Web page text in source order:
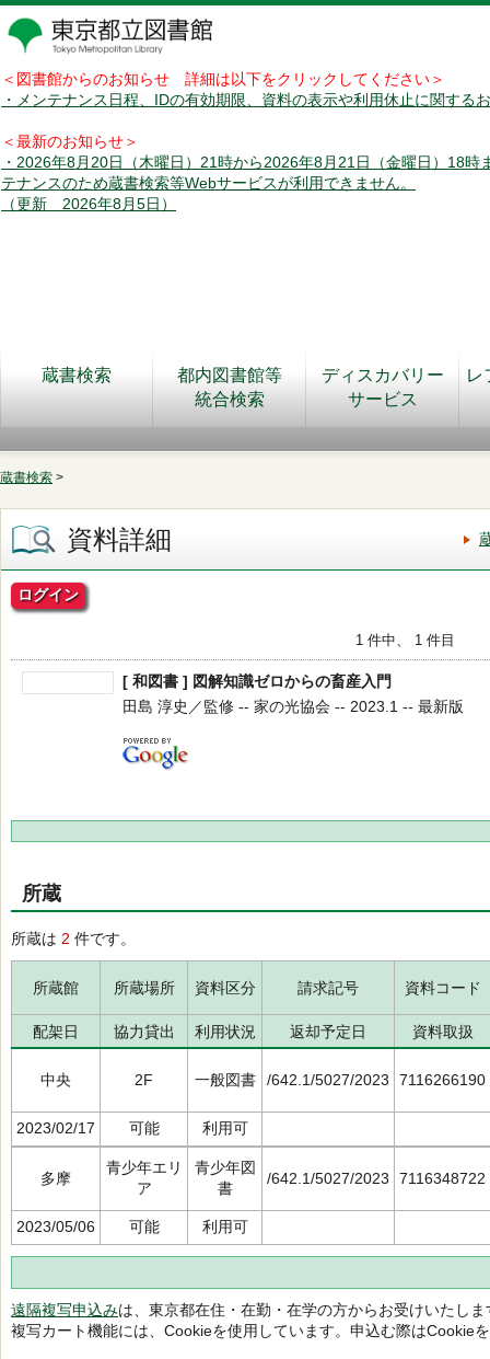
＜図書館からのお知らせ 詳細は以下をクリックしてください＞
・メンテナンス日程、IDの有効期限、資料の表示や利用休止に関する
＜最新のお知らせ＞
・2026年8月20日（木曜日）21時から2026年8月21日（金曜日）18時
テナンスのため蔵書検索等Webサービスが利用できません。
（更新 2026年8月5日）
蔵書検索
都内図書館等
統合検索
ディスカバリー
サービス
レ
蔵書検索 >
資料詳細
ログイン
1 件中、 1 件目
[ 和図書 ] 図解知識ゼロからの畜産入門
田島 淳史／監修 -- 家の光協会 -- 2023.1 -- 最新版
所蔵
所蔵は 2 件です。
所蔵館 所蔵場所 資料区分 請求記号 資料コード
配架日 協力貸出 利用状況 返却予定日 資料取扱
中央 2F 一般図書 /642.1/5027/2023 7116266190
2023/02/17 可能 利用可
多摩
青少年エリ
ア
青少年図
書
/642.1/5027/2023 7116348722
2023/05/06 可能 利用可
遠隔複写申込みは、東京都在住・在勤・在学の方からお受けいたしま
複写カート機能には、Cookieを使用しています。申込む際はCookie